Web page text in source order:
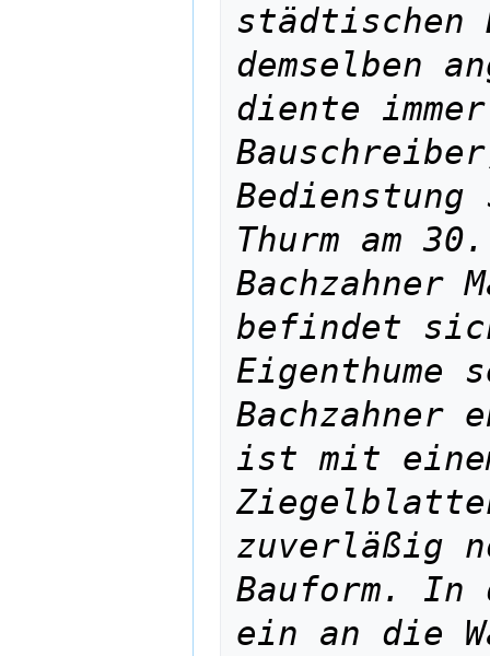
städtischen
demselben
diente
Thurm am
Bachzahner
befindet
Eigenthume
Bachzahner
ist mit
zuverläßig
Bauform. In
ein an die